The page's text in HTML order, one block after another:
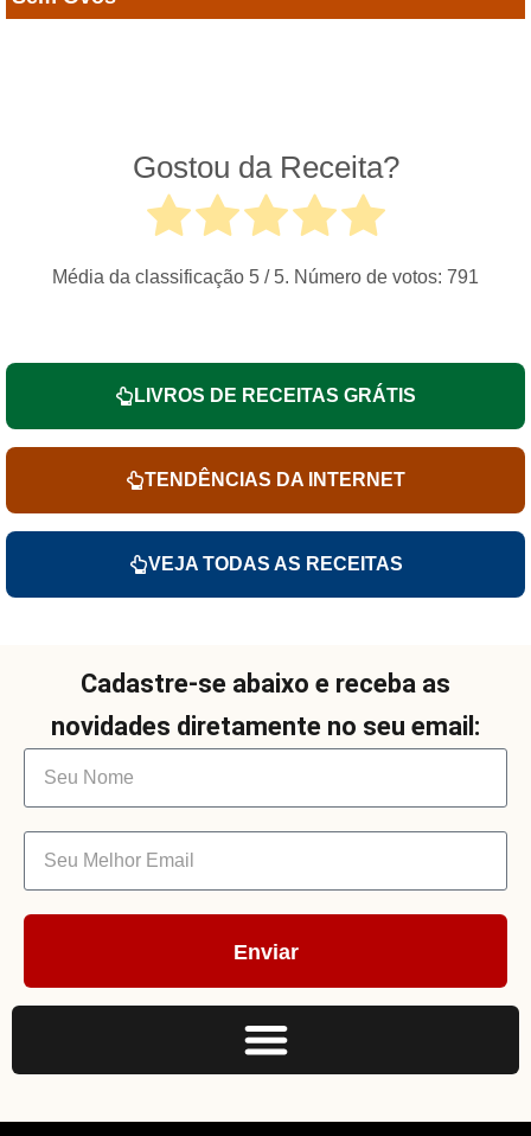
Gostou da Receita?
Média da classificação 5 / 5. Número de votos: 791
LIVROS DE RECEITAS GRÁTIS
TENDÊNCIAS DA INTERNET
VEJA TODAS AS RECEITAS
Cadastre-se abaixo e receba as
novidades diretamente no seu email:
Enviar